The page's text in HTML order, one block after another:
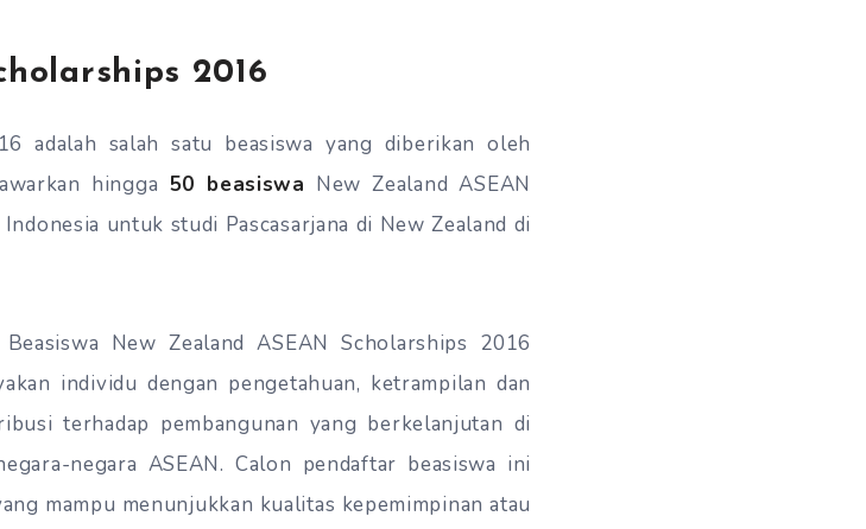
2016
adalah salah satu beasiswa yang diberikan oleh
hingga 50 beasiswa New Zealand ASEAN
untuk studi Pascasarjana di New Zealand di
New Zealand ASEAN Scholarships 2016
individu dengan pengetahuan, ketrampilan dan
terhadap pembangunan yang berkelanjutan di
negara ASEAN. Calon pendaftar beasiswa ini
mampu menunjukkan kualitas kepemimpinan atau